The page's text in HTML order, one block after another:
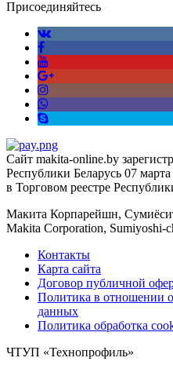
Присоединяйтесь
Сайт makita-online.by
Республики Беларусь 07
в Торговом реестре
Макита Корпарейшн,
Makita Corporation, Sumiyoshi-
Контакты
Карта сайта
Договор публичной
Политика в отношении
данных
Политика обработка
ЧТУП «Технопрофиль»